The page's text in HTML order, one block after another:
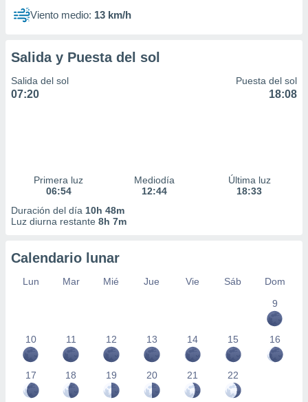
1199
Viento medio: 13 km/h
Salida y Puesta del sol
Salida del sol
07:20
Puesta del sol
18:08
Primera luz
06:54
Mediodía
12:44
Última luz
18:33
Duración del día 10h 48m
Luz diurna restante 8h 7m
Calendario lunar
Lun Mar Mié Jue Vie Sáb
Dom
9
10 11 12 13 14 15 16
17 18 19 20 21 22